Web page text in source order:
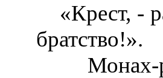
«Крест, -
братство!».
Монах-